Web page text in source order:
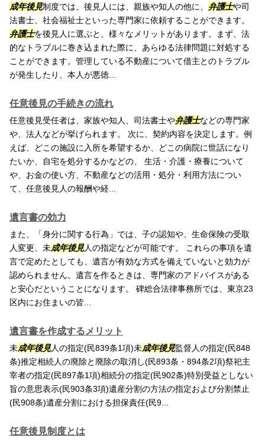
成年後見制度では、後見人には、親族や知人の他に、 弁護士や司
法書士、社会福祉士といった専門家に依頼することができます。
弁護士を後見人に選ぶと、様々なメリットがあります。まず、法
的なトラブルに巻き込まれた際に、あらゆる法律問題に対処する
ことができます。管理している不動産について借主とのトラブル
が発生したり、本人が悪徳...
任意後見の手続きの流れ
任意後見受任者は、家族や知人、司法書士や弁護士などの専門家
や、法人などが挙げられます。 次に、契約内容を決定します。例
えば、どこの施設に入所を希望するか、どこの病院に世話になり
たいか、自宅を処分するかなどの、 生活・介護・療養について
や、お金の使い方、不動産などの活用・処分・利用方法につい
て、任意後見人の報酬や経...
遺言書の効力
また、「身分に関する行為」では、子の認知や、生命保険の受取
人変更、未成年後見人の指定などが可能です。 これらの事項を遺
言で定めたとしても、遺言が有効な方式を備えていないと効力が
認められません。遺言を作るときは、専門家のアドバイスがある
と安心だということになります。 碑総合法律事務所では、東京23
区内にお住まいの皆...
遺言書を作成するメリット
未成年後見人の指定(民839条1項)未成年後見監督人の指定(民848
条)推定相続人の廃除と廃除の取消し(民893条・894条2項)祭祀主
宰者の指定(民897条1項)相続分の指定(民902条)特別受益としない
旨の意思表示(民903条3項)遺産分割の方法の指定および分割禁止
(民908条)遺産分割における担保責任(民9...
任意後見制度とは